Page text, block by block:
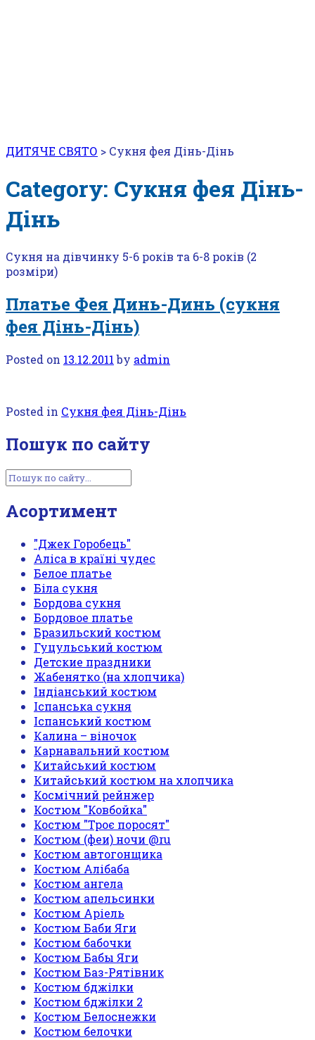
ДИТЯЧЕ СВЯТО > Сукня фея Дінь-Дінь
Category: Сукня фея Дінь-
Дінь
Сукня на дівчинку 5-6 років та 6-8 років (2
розміри)
Платье Фея Динь-Динь (сукня
фея Дінь-Дінь)
Posted on 13.12.2011 by admin
Posted in Сукня фея Дінь-Дінь
Пошук по сайту
Асортимент
"Джек Горобець"
Аліса в країні чудес
Белое платье
Біла сукня
Бордова сукня
Бордовое платье
Бразильский костюм
Гуцульський костюм
Детские праздники
Жабенятко (на хлопчика)
Індіанський костюм
Іспанська сукня
Іспанський костюм
Калина – віночок
Карнавальний костюм
Китайський костюм
Китайський костюм на хлопчика
Космічний рейнжер
Костюм "Ковбойка"
Костюм "Троє поросят"
Костюм (феи) ночи @ru
Костюм автогонщика
Костюм Алібаба
Костюм ангела
Костюм апельсинки
Костюм Аріель
Костюм Баби Яги
Костюм бабочки
Костюм Бабы Яги
Костюм Баз-Рятівник
Костюм бджілки
Костюм бджілки 2
Костюм Белоснежки
Костюм белочки